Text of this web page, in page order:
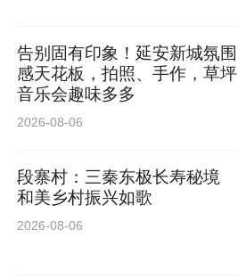
告别固有印象！延安新城氛围
感天花板，拍照、手作，草坪
音乐会趣味多多
2026-08-06
段寨村：三秦东极长寿秘境
和美乡村振兴如歌
2026-08-06